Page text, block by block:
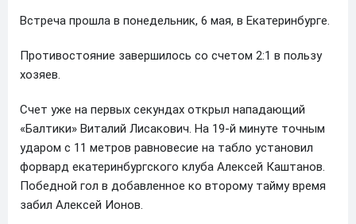
Встреча прошла в понедельник, 6 мая, в Екатеринбурге.
Противостояние завершилось со счетом 2:1 в пользу
хозяев.
Счет уже на первых секундах открыл нападающий
«Балтики» Виталий Лисакович. На 19-й минуте точным
ударом с 11 метров равновесие на табло установил
форвард екатеринбургского клуба Алексей Каштанов.
Победной гол в добавленное ко второму тайму время
забил Алексей Ионов.